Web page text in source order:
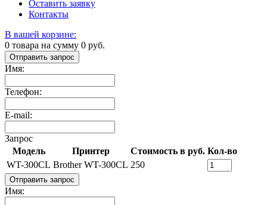
Оставить заявку
Контакты
В вашей корзине:
0 товара на сумму 0 руб.
Отправить запрос
Имя:
Телефон:
E-mail:
Запрос
Модель
Принтер Стоимость в руб. Кол-во
WT-300CL Brother WT-300CL 250
Отправить запрос
Имя: